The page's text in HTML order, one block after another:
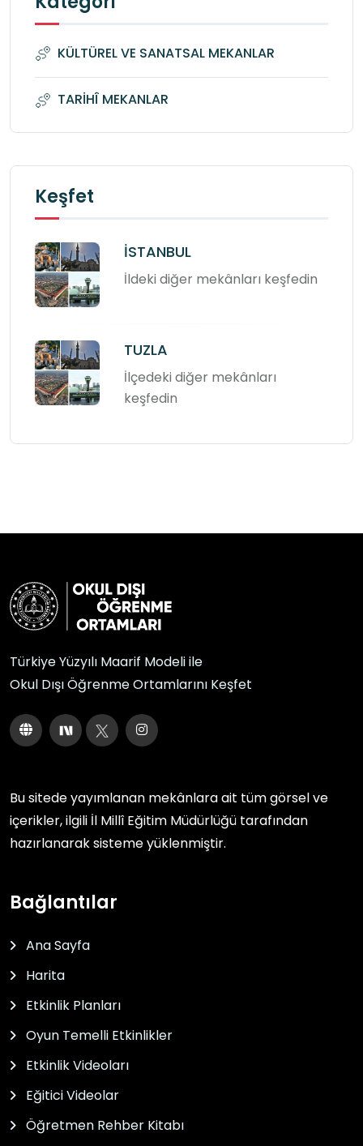
KÜLTÜREL VE SANATSAL MEKANLAR
TARİHÎ MEKANLAR
Keşfet
İSTANBUL
İldeki diğer mekânları keşfedin
TUZLA
İlçedeki diğer mekânları
keşfedin
Türkiye Yüzyılı Maarif Modeli ile
Okul Dışı Öğrenme Ortamlarını Keşfet
Bu sitede yayımlanan mekânlara ait tüm görsel ve
içerikler, ilgili İl Millî Eğitim Müdürlüğü tarafından
hazırlanarak sisteme yüklenmiştir.
Bağlantılar
Ana Sayfa
Harita
Etkinlik Planları
Oyun Temelli Etkinlikler
Etkinlik Videoları
Eğitici Videolar
Öğretmen Rehber Kitabı